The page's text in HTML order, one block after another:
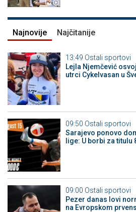
Najnovije Najčitanije
13:49 Ostali sportovi
Lejla Njemčević
utrci Cykelvasan u
09:50 Ostali sportovi
Sarajevo ponovo
lige: U borbi za titulu
09:00 Ostali sportovi
Pezer danas lovi
na Evropskom